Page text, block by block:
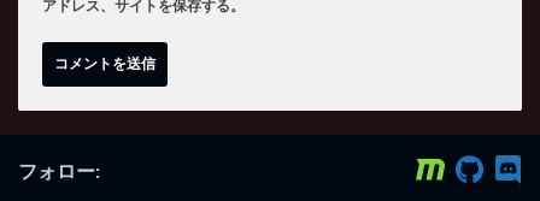
アドレス、サイトを保存する。
フォロー: